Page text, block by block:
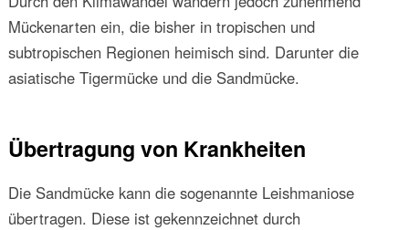
Mückenarten ein, die bisher in tropischen und
subtropischen Regionen heimisch sind. Darunter die
asiatische Tigermücke und die Sandmücke.
Übertragung von Krankheiten
Die Sandmücke kann die sogenannte Leishmaniose
übertragen. Diese ist gekennzeichnet durch